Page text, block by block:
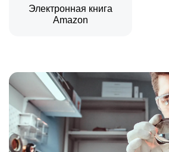
Электронная книга
Amazon